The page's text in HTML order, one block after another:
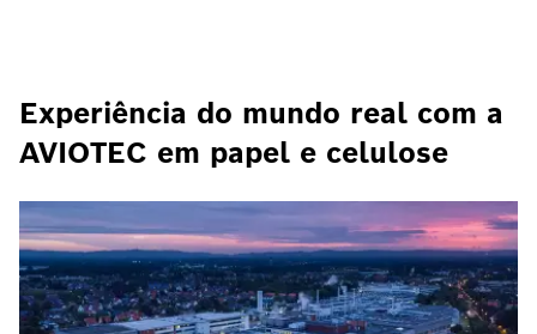
Experiência do mundo real com a
AVIOTEC em papel e celulose